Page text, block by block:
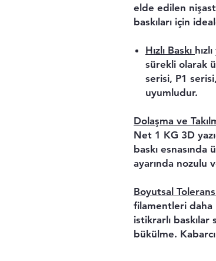
elde edilen
baskıları için
Hızlı Baskı
sürekli olarak
serisi, P1
uyumludur.
Dolaşma ve
Net 1 KG 3D
baskı
ayarında nozulu
Boyutsal
filamentleri daha
istikrarlı
bükülme.